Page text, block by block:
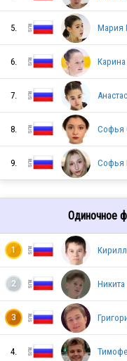
RUS
RUS
5. Мария
6.
7.
8. Софья
9. Софья
Одиночное
1
2
3
4.